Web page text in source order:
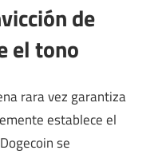
de
el tono
rara vez garantiza
establece el
se